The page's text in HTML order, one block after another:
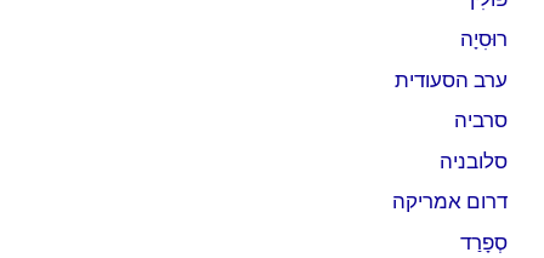
רוּסִיָה
ערב הסעודית
סרביה
סלובניה
דרום אמריקה
סְפָרַד